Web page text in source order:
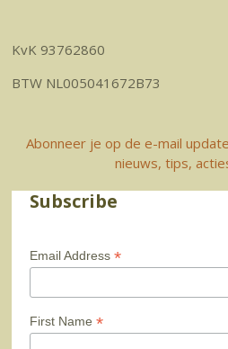
KvK 93762860
BTW NL005041672B73
Abonneer je op de e-mail
nieuws, tips,
Subscribe
Email Address *
First Name *